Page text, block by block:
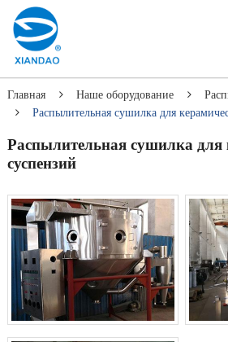
Главная Наше оборудование
Распылительная сушилка для
Распылительная сушилка для
суспензий